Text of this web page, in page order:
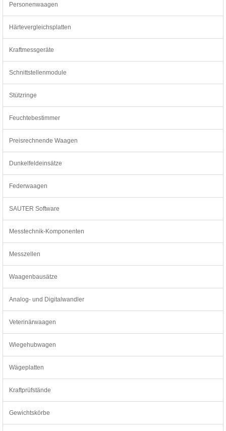
Personenwaagen
Härtevergleichsplatten
Kraftmessgeräte
Schnittstellenmodule
Stützringe
Feuchtebestimmer
Preisrechnende Waagen
Dunkelfeldeinsätze
Federwaagen
SAUTER Software
Messtechnik-Komponenten
Messzellen
Waagenbausätze
Analog- und Digitalwandler
Veterinärwaagen
Wiegehubwagen
Wägeplatten
Kraftprüfstände
Gewichtskörbe